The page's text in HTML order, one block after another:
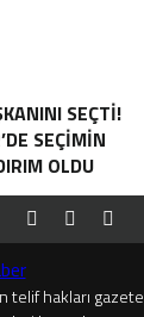
SEÇTI!
SEÇIMIN
OLDU
telif hakları gazete